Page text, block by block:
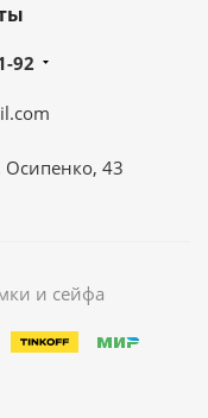
92
Осипенко, 43
и сейфа